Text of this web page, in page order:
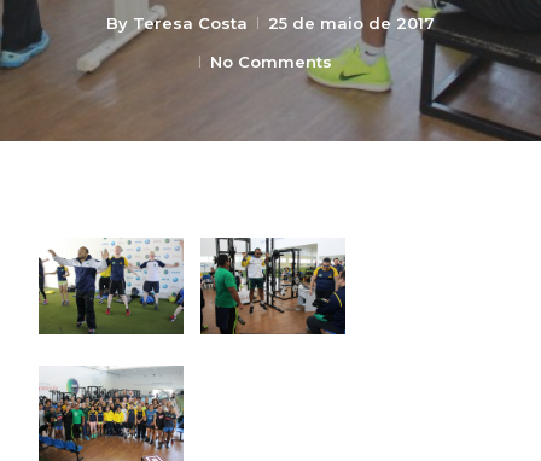
By Teresa Costa
25 de maio de 2017
No Comments